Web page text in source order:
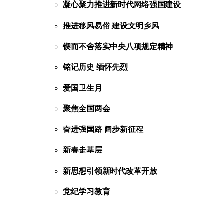
凝心聚力推进新时代网络强国建设
推进移风易俗 建设文明乡风
锲而不舍落实中央八项规定精神
铭记历史 缅怀先烈
爱国卫生月
聚焦全国两会
奋进强国路 阔步新征程
新春走基层
新思想引领新时代改革开放
党纪学习教育